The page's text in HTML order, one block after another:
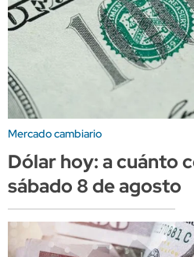
Mercado cambiario
Dólar hoy: a cuánto
sábado 8 de agosto